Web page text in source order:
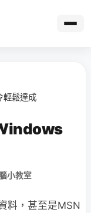
輕鬆達成
小教室
料，甚至是MSN